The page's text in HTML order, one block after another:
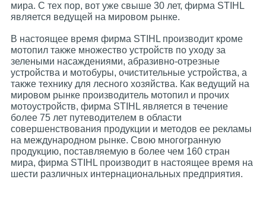
мира. С тех пор, вот уже свыше 30 лет, фирма STIHL
является ведущей на мировом рынке.
В настоящее время фирма STIHL производит кроме
мотопил также множество устройств по уходу за
зелеными насаждениями, абразивно-отрезные
устройства и мотобуры, очистительные устройства, а
также технику для лесного хозяйства. Как ведущий на
мировом рынке производитель мотопил и прочих
мотоустройств, фирма STIHL является в течение
более 75 лет путеводителем в области
совершенствования продукции и методов ее рекламы
на международном рынке. Свою многогранную
продукцию, поставляемую в более чем 160 стран
мира, фирма STIHL производит в настоящее время на
шести различных интернациональных предприятия.